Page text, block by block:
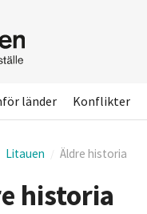
länder Konflikter
Litauen Äldre historia
historia